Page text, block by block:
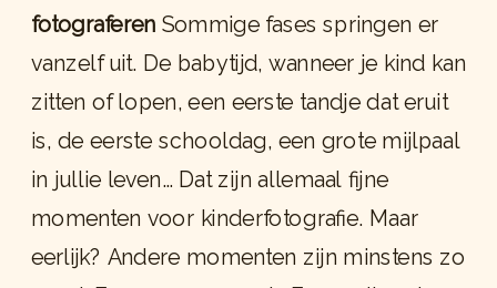
fotograferen Sommige fases springen er
vanzelf uit. De babytijd, wanneer je kind kan
zitten of lopen, een eerste tandje dat eruit
is, de eerste schooldag, een grote mijlpaal
in jullie leven… Dat zijn allemaal fijne
momenten voor kinderfotografie. Maar
eerlijk? Andere momenten zijn minstens zo